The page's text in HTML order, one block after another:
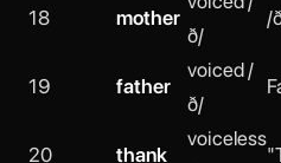
18 mother
ð/
/
19 father
voiced /
ð/
20 thank
voiceless